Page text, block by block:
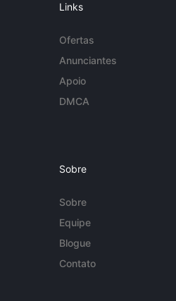
Links
Ofertas
Anunciantes
Apoio
DMCA
Sobre
Sobre
Equipe
Blogue
Contato